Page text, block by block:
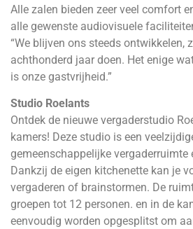
Alle zalen bieden zeer veel comfort
alle gewenste audiovisuele
“We blijven ons steeds ontwikkelen,
achthonderd jaar doen. Het enige
is onze gastvrijheid.”
Studio Roelants
Ontdek de nieuwe vergaderstudio
kamers! Deze studio is een
gemeenschappelijke vergaderruimte
Dankzij de eigen kitchenette kan je
vergaderen of brainstormen. De
groepen tot 12 personen. en in de
eenvoudig worden opgesplitst om